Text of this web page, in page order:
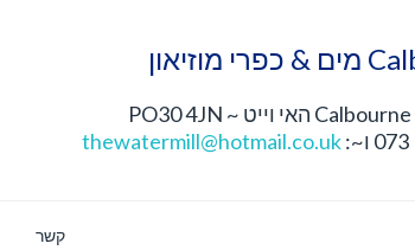
thewatermill@hotmail.co.uk
קשר